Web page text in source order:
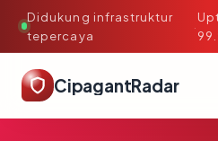
Didukung infrastruktur
tepercaya
·
CipagantRadar